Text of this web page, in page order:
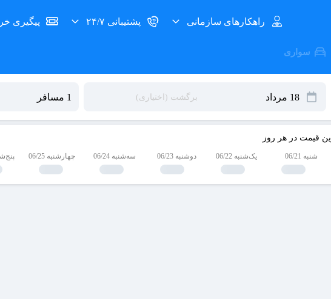
راهکارهای سازمانی پشتیبانی ۲۴/۷ پیگیری
سواری
قیمت در هر روز
شنبه 06/21 یک‌شنبه 06/22 دوشنبه 06/23 سه‌شنبه 06/24 چهارشنبه 06/25